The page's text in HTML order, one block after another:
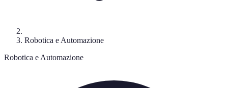
Robotica e Automazione
Robotica e Automazione